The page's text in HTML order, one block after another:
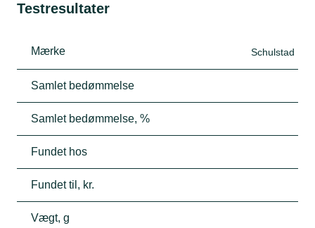
Testresultater
Mærke Schulstad
Samlet bedømmelse
Samlet bedømmelse, %
Fundet hos
Fundet til, kr.
Vægt, g